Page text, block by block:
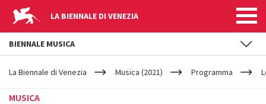
LA BIENNALE DI VENEZIA
YOUR
ARE
La Biennale di Venezia Musica (2021) Programma
MUSICA
BIENNALE MUSICA